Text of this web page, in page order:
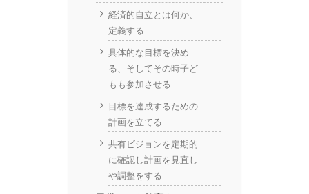
経済的自立とは何か、
定義する
具体的な目標を決め
る、そしてその時子ど
もも参加させる
目標を達成するための
計画を立てる
共有ビジョンを定期的
に確認し計画を見直し
や調整をする